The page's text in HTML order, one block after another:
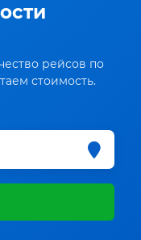
рейсов по
стоимость.